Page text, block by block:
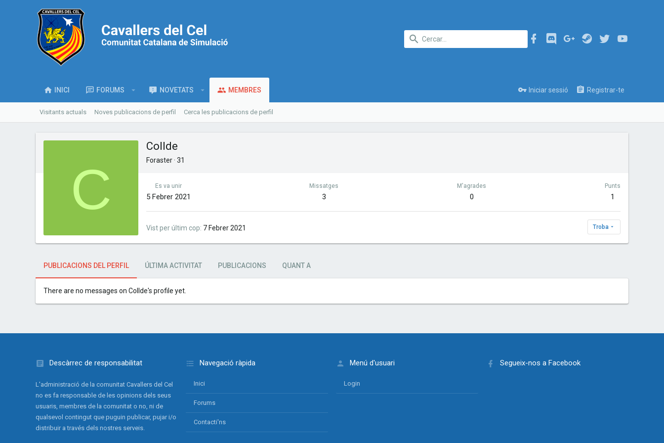
INICI FORUMS NOVETATS MEMBRES Iniciar sessió Registrar-te
Visitants actuals Noves publicacions de perfil Cerca les publicacions de perfil
C
Collde
Foraster· 31
Es va unir
5 Febrer 2021
Missatges
3
M'agrades
0
Punts
1
Vist per últim cop 7 Febrer 2021 Troba
PUBLICACIONS DEL PERFIL ÚLTIMA ACTIVITAT PUBLICACIONS QUANT A
There are no messages on Collde's profile yet.
Descàrrec de responsabilitat
L'administració de la comunitat Cavallers del Cel
no es fa responsable de les opinions dels seus
usuaris, membres de la comunitat o no, ni de
qualsevol contingut que puguin publicar, pujar i/o
distribuir a través dels nostres serveis.
Navegació ràpida
Inici
Forums
Contacti'ns
Menú d'usuari
Login
Segueix-nos a Facebook